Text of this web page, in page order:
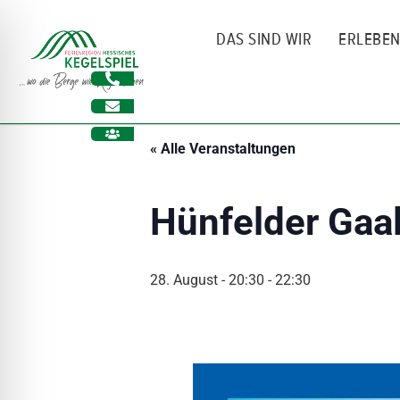
springen
DAS SIND WIR ERLEBEN
« Alle Veranstaltungen
Hünfelder
28. August - 20:30 - 22:30